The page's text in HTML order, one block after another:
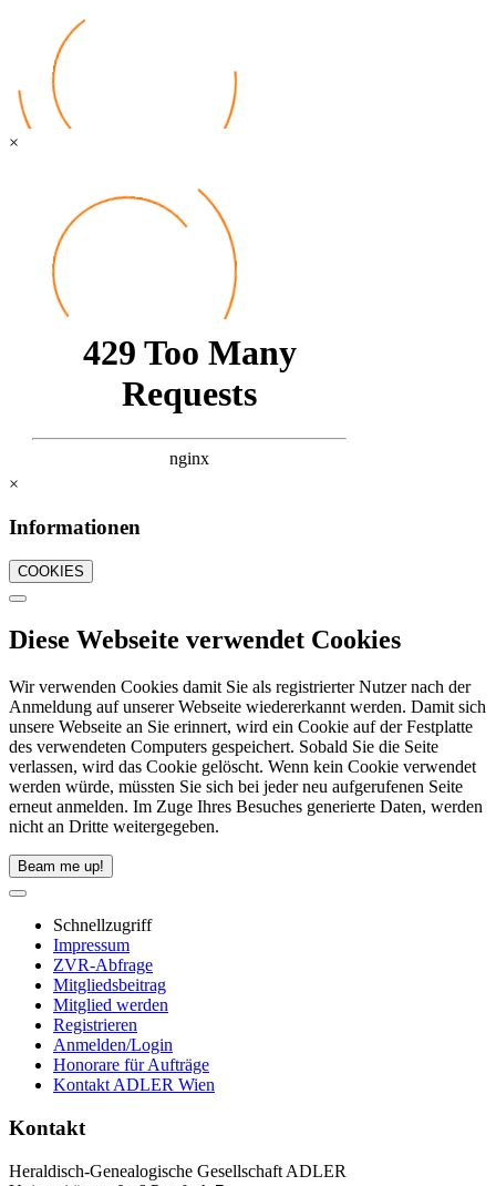
×
×
Informationen
COOKIES
Diese Webseite verwendet Cookies
Wir verwenden Cookies damit Sie als registrierter Nutzer nach der
Anmeldung auf unserer Webseite wiedererkannt werden. Damit sich
unsere Webseite an Sie erinnert, wird ein Cookie auf der Festplatte
des verwendeten Computers gespeichert. Sobald Sie die Seite
verlassen, wird das Cookie gelöscht. Wenn kein Cookie verwendet
werden würde, müssten Sie sich bei jeder neu aufgerufenen Seite
erneut anmelden. Im Zuge Ihres Besuches generierte Daten, werden
nicht an Dritte weitergegeben.
Beam me up!
Schnellzugriff
Impressum
ZVR-Abfrage
Mitgliedsbeitrag
Mitglied werden
Registrieren
Anmelden/Login
Honorare für Aufträge
Kontakt ADLER Wien
Kontakt
Heraldisch-Genealogische Gesellschaft ADLER